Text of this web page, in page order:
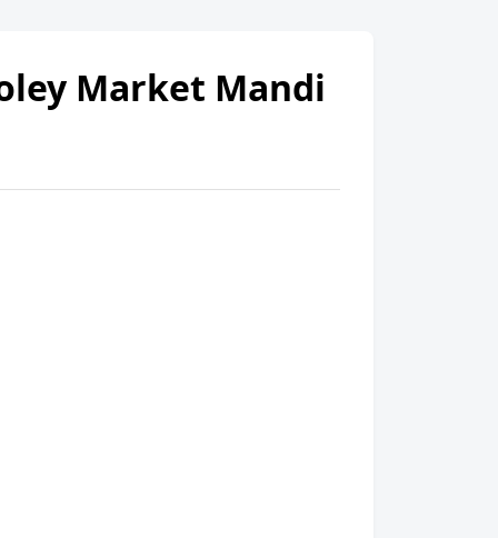
Market Mandi